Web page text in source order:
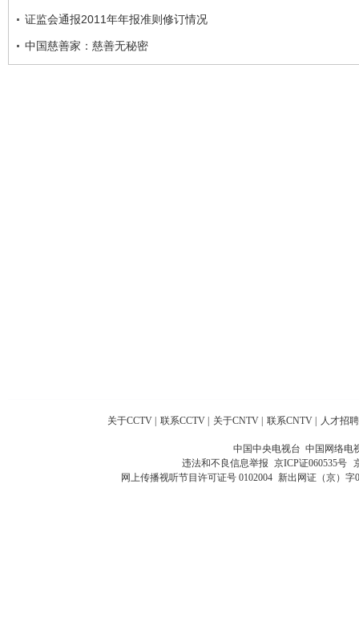
证监会通报2011年年报准则修订情况
中国慈善家：慈善无秘密
关于CCTV 联系CCTV 关于CNTV 联系CNTV 人才招聘
中国中央电视台 中国网络电
违法和不良信息举报 京ICP证060535号
网上传播视听节目许可证号 0102004 新出网证（京）